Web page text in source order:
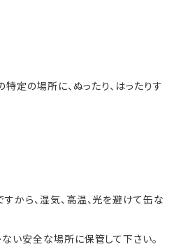
定の場所に、ぬったり、はったりす
から、湿気、高温、光を避けて缶な
い安全な場所に保管して下さい。